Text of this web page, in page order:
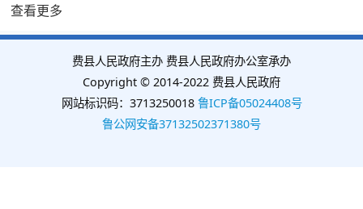
查看更多
费县人民政府主办 费县人民政府办公室承办
Copyright © 2014-2022 费县人民政府
网站标识码：3713250018 鲁ICP备05024408号
鲁公网安备37132502371380号